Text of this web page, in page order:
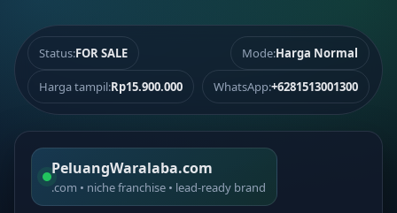
Status:FOR SALE Mode:Harga Normal
Harga tampil:Rp15.900.000 WhatsApp:+6281513001300
PeluangWaralaba.com
.com • niche franchise • lead-ready brand